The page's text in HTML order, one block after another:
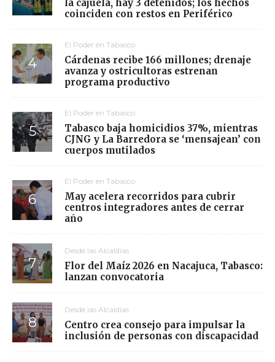
la cajuela, hay 3 detenidos; los hechos
coinciden con restos en Periférico
El Poder en Tabasco
Cárdenas recibe 166 millones; drenaje
avanza y ostricultoras estrenan
programa productivo
El Poder en Tabasco
Tabasco baja homicidios 37%, mientras
CJNG y La Barredora se ‘mensajean’ con
cuerpos mutilados
El Poder en Tabasco
May acelera recorridos para cubrir
centros integradores antes de cerrar
año
Desde las Alcaldías
Flor del Maíz 2026 en Nacajuca, Tabasco:
lanzan convocatoria
Desde las Alcaldías
Centro crea consejo para impulsar la
inclusión de personas con discapacidad